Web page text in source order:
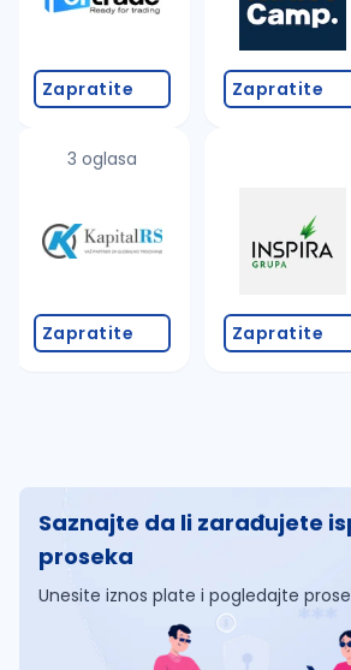
proverite pravopisne greške
povećajte radijus za odabrani
promenite odabrane filtere
Zapratite
3 oglasa
Zapratite
Zapratite
Zapratite
Saznajte da li zarađujete
proseka
Unesite iznos plate i pogledajte